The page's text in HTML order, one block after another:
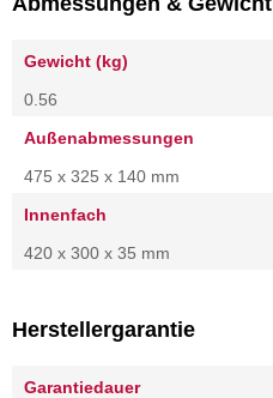
Gewicht (kg)
0.56
Außenabmessungen
475 x 325 x 140 mm
Innenfach
420 x 300 x 35 mm
Herstellergarantie
Garantiedauer